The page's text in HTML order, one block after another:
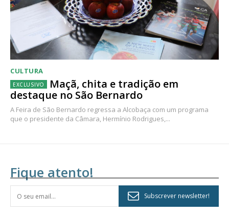
CULTURA
Maçã, chita e tradição em
destaque no São Bernardo
A Feira de São Bernardo regressa a Alcobaça com um programa
que o presidente da Câmara, Hermínio Rodrigues,...
Fique atento!
Subscrever newsletter!